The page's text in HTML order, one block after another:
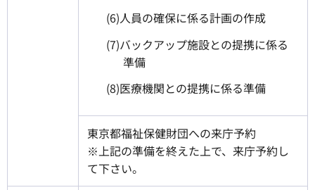
(6)人員の確保に係る計画の作成
(7)バックアップ施設との提携に係る
準備
(8)医療機関との提携に係る準備
東京都福祉保健財団への来庁予約
※上記の準備を終えた上で、来庁予約し
て下さい。